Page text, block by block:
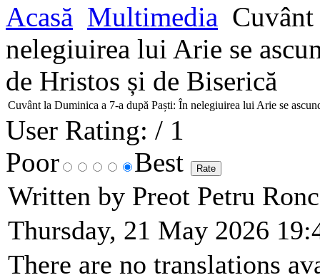
Acasă Multimedia
nelegiuirea lui Arie se
de Hristos și de Biserică
Cuvânt la Duminica a 7-a după Paști: În nelegiuirea lui Arie se
User Rating: / 1
Poor
Best
Written by Preot Petru
Thursday, 21 May 2026
There are no translations